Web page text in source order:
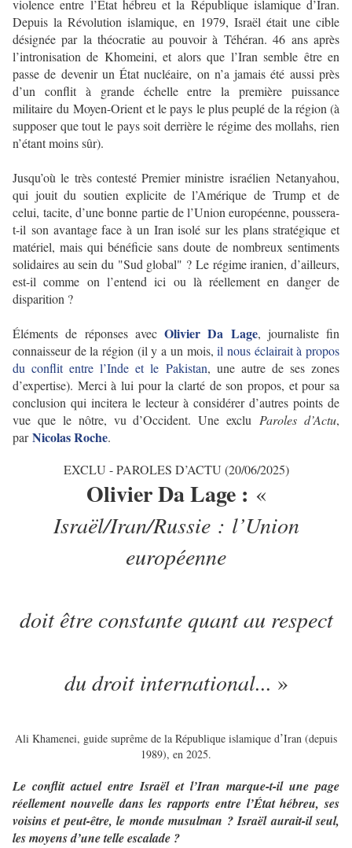
violence entre l’État hébreu et la République islamique d’Iran.
Depuis la Révolution islamique, en 1979, Israël était une cible
désignée par la théocratie au pouvoir à Téhéran. 46 ans après
l’intronisation de Khomeini, et alors que l’Iran semble être en
passe de devenir un État nucléaire, on n’a jamais été aussi près
d’un conflit à grande échelle entre la première puissance
militaire du Moyen-Orient et le pays le plus peuplé de la région (à
supposer que tout le pays soit derrière le régime des mollahs, rien
n’étant moins sûr).
Jusqu’où le très contesté Premier ministre israélien Netanyahou,
qui jouit du soutien explicite de l’Amérique de Trump et de
celui, tacite, d’une bonne partie de l’Union européenne, poussera-
t-il son avantage face à un Iran isolé sur les plans stratégique et
matériel, mais qui bénéficie sans doute de nombreux sentiments
solidaires au sein du "Sud global" ? Le régime iranien, d’ailleurs,
est-il comme on l’entend ici ou là réellement en danger de
disparition ?
Éléments de réponses avec Olivier Da Lage, journaliste fin
connaisseur de la région (il y a un mois,il nous éclairait à propos
du conflit entre l’Inde et le Pakistan, une autre de ses zones
d’expertise). Merci à lui pour la clarté de son propos, et pour sa
conclusion qui incitera le lecteur à considérer d’autres points de
vue que le nôtre, vu d’Occident. Une exclu Paroles d’Actu,
parNicolas Roche.
EXCLU - PAROLES D’ACTU (20/06/2025)
Olivier Da Lage : «
Israël/Iran/Russie : l’Union
européenne
doit être constante quant au respect
du droit international... »
Ali Khamenei, guide suprême de la République islamique d’Iran (depuis
1989), en 2025.
Le conflit actuel entre Israël et l’Iran marque-t-il une page
réellement nouvelle dans les rapports entre l’État hébreu, ses
voisins et peut-être, le monde musulman ? Israël aurait-il seul,
les moyens d’une telle escalade ?